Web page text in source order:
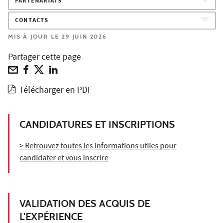
CONTACTS
MIS À JOUR LE 29 JUIN 2026
Partager cette page
Télécharger en PDF
CANDIDATURES ET INSCRIPTIONS
> Retrouvez toutes les informations utiles pour
candidater et vous inscrire
VALIDATION DES ACQUIS DE
L'EXPÉRIENCE